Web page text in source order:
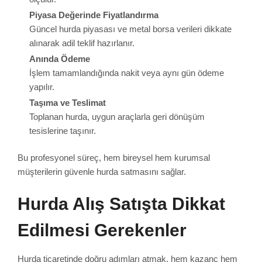
Piyasa Değerinde Fiyatlandırma
Güncel hurda piyasası ve metal borsa verileri dikkate
alınarak adil teklif hazırlanır.
Anında Ödeme
İşlem tamamlandığında nakit veya aynı gün ödeme
yapılır.
Taşıma ve Teslimat
Toplanan hurda, uygun araçlarla geri dönüşüm
tesislerine taşınır.
Bu profesyonel süreç, hem bireysel hem kurumsal
müşterilerin güvenle hurda satmasını sağlar.
Hurda Alış Satışta Dikkat
Edilmesi Gerekenler
Hurda ticaretinde doğru adımları atmak, hem kazanç hem